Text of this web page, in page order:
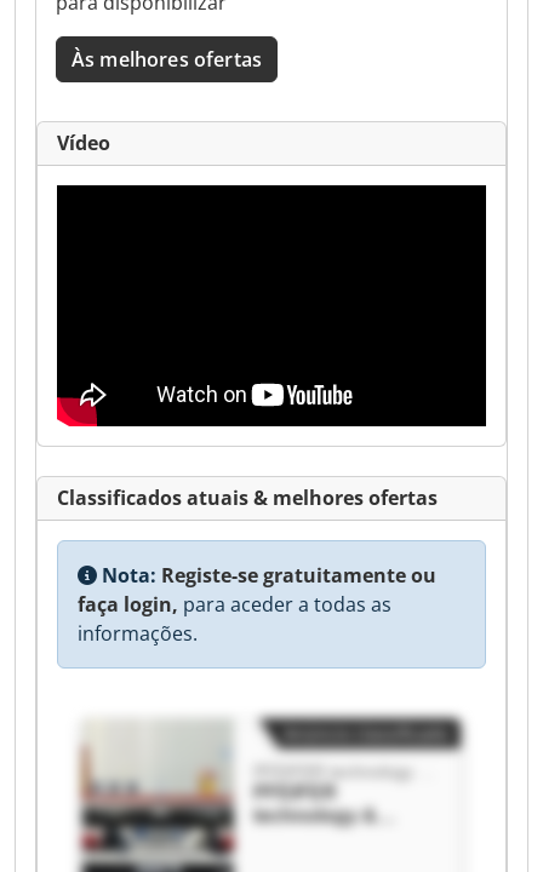
Às melhores ofertas
Vídeo
Classificados atuais & melhores ofertas
Nota: Registe-se gratuitamente ou
faça login, para aceder a todas as
informações.
PFEIFER
technology &